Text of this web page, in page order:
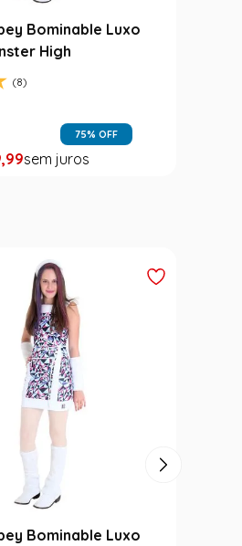
Bominable Luxo
High
(8)
75% OFF
,99
Bominable Luxo